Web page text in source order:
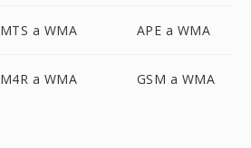
MTS a WMA APE a WMA
M4R a WMA GSM a WMA